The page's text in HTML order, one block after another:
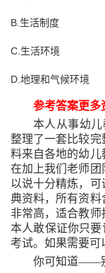
B.生活制度
C.生活环境
D.地理和气候环境
参考答案更多
本人从事幼
整理了一套比较完
料来自各地的幼儿
在加上我们老师
以说十分精炼，
典资料，所有资
非常高，适合教师
本人敢保证你只要
考试。如果需要可
你可知道——别